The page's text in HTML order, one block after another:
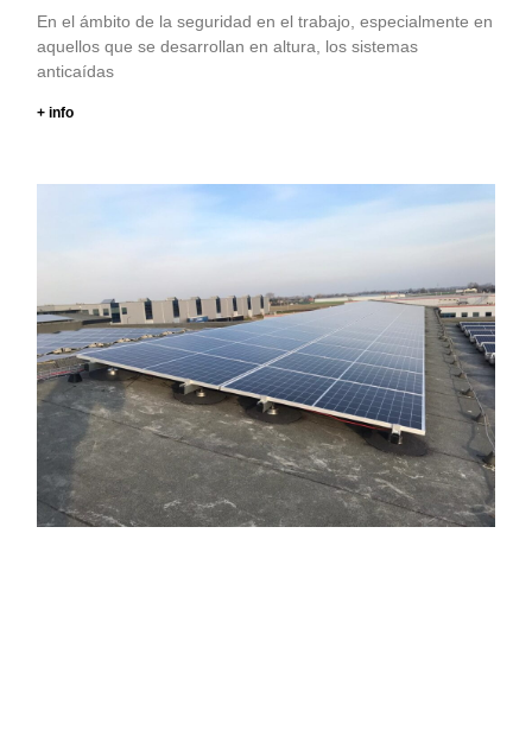
En el ámbito de la seguridad en el trabajo, especialmente en
aquellos que se desarrollan en altura, los sistemas
anticaídas
+ info